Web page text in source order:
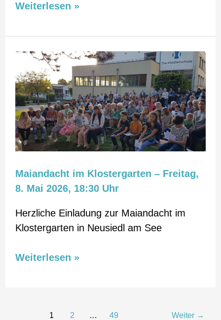
Weiterlesen »
Maiandacht im Klostergarten – Freitag,
8. Mai 2026, 18:30 Uhr
Herzliche Einladung zur Maiandacht im
Klostergarten in Neusiedl am See
Maiandacht
im
Klostergarten
–
Freitag,
8.
Mai
18:30
Uhr
Weiterlesen »
1 2 … 49 Weiter →